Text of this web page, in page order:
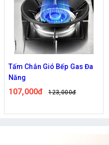
Tấm Chắn Gió Bếp Gas Đa
Năng
107,000đ 123,000đ